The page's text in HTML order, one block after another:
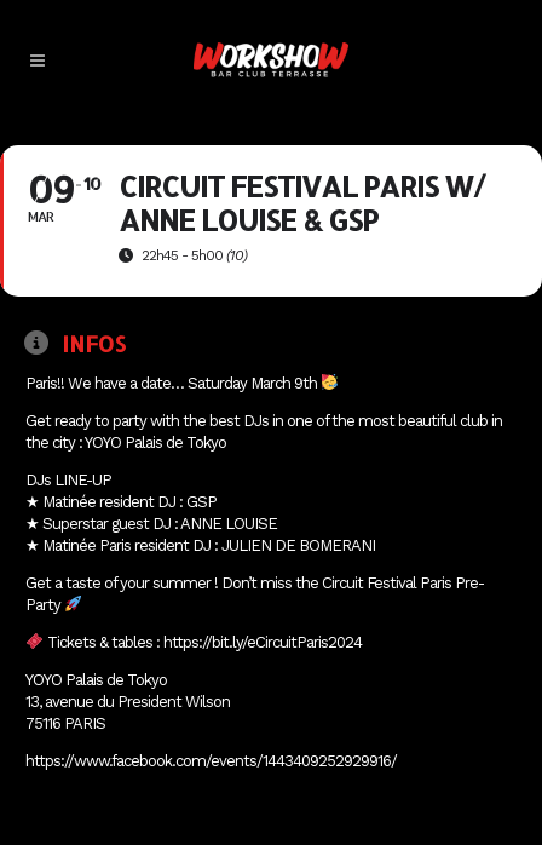
09
MAR
10
CIRCUIT FESTIVAL PARIS W/
ANNE LOUISE & GSP
22h45 - 5h00 (10)
INFOS
Paris!! We have a date… Saturday March 9th
Get ready to party with the best DJs in one of the most beautiful club in
the city : YOYO Palais de Tokyo
DJs LINE-UP
★ Matinée resident DJ : GSP
★ Superstar guest DJ : ANNE LOUISE
★ Matinée Paris resident DJ : JULIEN DE BOMERANI
Get a taste of your summer ! Don’t miss the Circuit Festival Paris Pre-
Party
Tickets & tables : https://bit.ly/eCircuitParis2024
YOYO Palais de Tokyo
13, avenue du President Wilson
75116 PARIS
https://www.facebook.com/events/1443409252929916/